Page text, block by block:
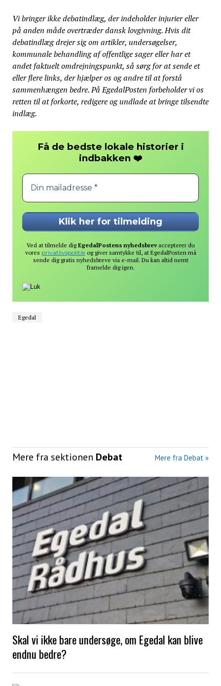
Vi bringer ikke debatindlæg, der indeholder injurier eller
på anden måde overtræder dansk lovgivning. Hvis dit
debatindlæg drejer sig om artikler, undersøgelser,
kommunale behandling af offentlige sager eller har et
andet faktuelt omdrejningspunkt, så sørg for at sende et
eller flere links, der hjælper os og andre til at forstå
sammenhængen bedre. På EgedalPosten forbeholder vi os
retten til at forkorte, redigere og undlade at bringe tilsendte
indlæg.
Få de bedste lokale historier i
indbakken ❤️
Ved at tilmelde digEgedalPostens nyhedsbrevaccepterer du
vores privatlivspolitikog giver samtykke til, at EgedalPosten må
sende dig gratis nyhedsbreve via e-mail. Du kan altid nemt
framelde dig igen.
Egedal
Mere fra sektionen Debat Mere fra Debat »
Skal vi ikke bare undersøge, om Egedal kan blive
endnu bedre?